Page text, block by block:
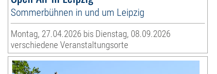
Sommerbühnen in und um Leipzig
Montag, 27.04.2026 bis Dienstag, 08.09.2026
verschiedene Veranstaltungsorte